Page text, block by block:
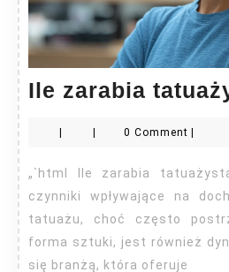
Ile zarabia
0 Comment
„`html Ile zarabia tatuażysta w USA? Kluczowe
czynniki wpływające na
tatuażu, choć często
forma sztuki, jest również
się branżą, która oferuje